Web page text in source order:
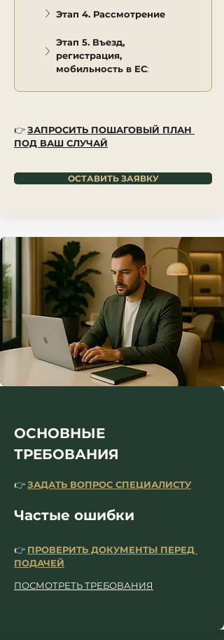
Этап 4. Рассмотрение
Этап 5. Въезд,
регистрация,
мобильность в ЕС:
👉ЗАПРОСИТЬ ПОШАГОВЫЙ ПЛАН
ПОД ВАШ СЛУЧАЙ
ОСТАВИТЬ ЗАЯВКУ
ОСНОВНЫЕ
ТРЕБОВАНИЯ
👉 ЗАДАТЬ ВОПРОС СПЕЦИАЛИСТУ
Частые ошибки
👉 ПРОВЕРИТЬ ДОКУМЕНТЫ ПЕРЕД
ПОДАЧЕЙ
ПОСМОТРЕТЬ ТРЕБОВАНИЯ